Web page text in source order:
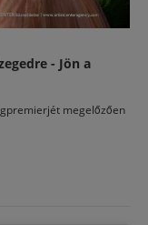
- Jön a
megelőzően